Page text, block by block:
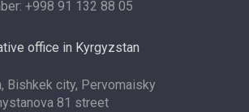
office in Kyrgyzstan
+998 91 132 88 05
Bishkek city, Pervomaisky
81 street